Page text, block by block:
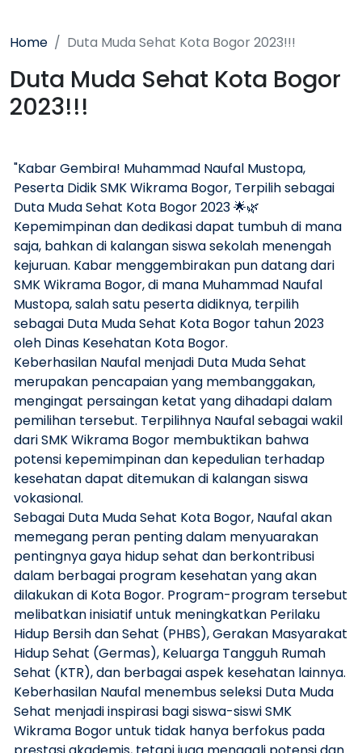
Home Duta Muda Sehat Kota Bogor 2023!!!
Duta Muda Sehat Kota Bogor
2023!!!
"Kabar Gembira! Muhammad Naufal Mustopa,
Peserta Didik SMK Wikrama Bogor, Terpilih sebagai
Duta Muda Sehat Kota Bogor 2023 🌟🌿
Kepemimpinan dan dedikasi dapat tumbuh di mana
saja, bahkan di kalangan siswa sekolah menengah
kejuruan. Kabar menggembirakan pun datang dari
SMK Wikrama Bogor, di mana Muhammad Naufal
Mustopa, salah satu peserta didiknya, terpilih
sebagai Duta Muda Sehat Kota Bogor tahun 2023
oleh Dinas Kesehatan Kota Bogor.
Keberhasilan Naufal menjadi Duta Muda Sehat
merupakan pencapaian yang membanggakan,
mengingat persaingan ketat yang dihadapi dalam
pemilihan tersebut. Terpilihnya Naufal sebagai wakil
dari SMK Wikrama Bogor membuktikan bahwa
potensi kepemimpinan dan kepedulian terhadap
kesehatan dapat ditemukan di kalangan siswa
vokasional.
Sebagai Duta Muda Sehat Kota Bogor, Naufal akan
memegang peran penting dalam menyuarakan
pentingnya gaya hidup sehat dan berkontribusi
dalam berbagai program kesehatan yang akan
dilakukan di Kota Bogor. Program-program tersebut
melibatkan inisiatif untuk meningkatkan Perilaku
Hidup Bersih dan Sehat (PHBS), Gerakan Masyarakat
Hidup Sehat (Germas), Keluarga Tangguh Rumah
Sehat (KTR), dan berbagai aspek kesehatan lainnya.
Keberhasilan Naufal menembus seleksi Duta Muda
Sehat menjadi inspirasi bagi siswa-siswi SMK
Wikrama Bogor untuk tidak hanya berfokus pada